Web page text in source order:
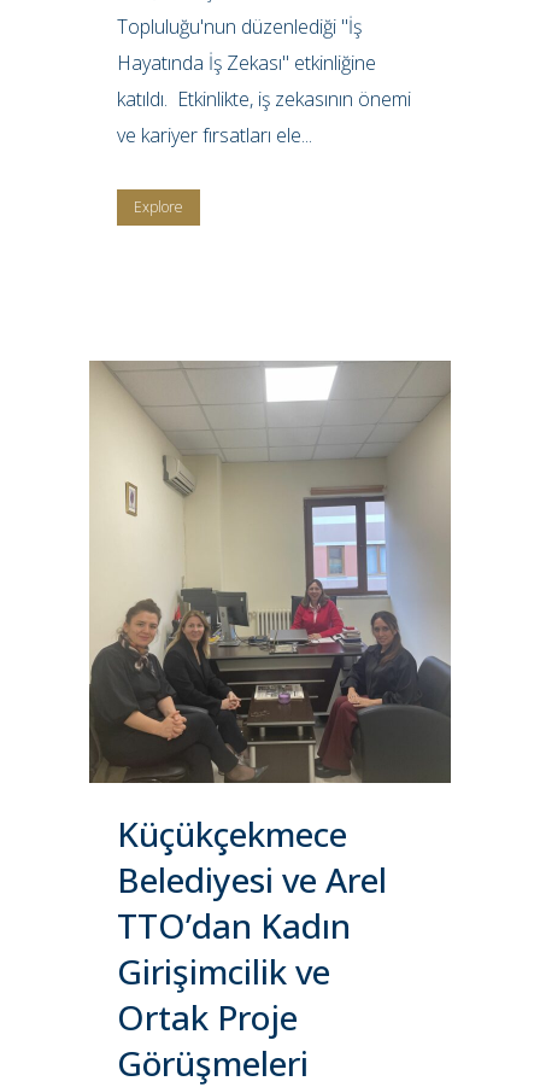
Topluluğu'nun düzenlediği "İş
Hayatında İş Zekası" etkinliğine
katıldı. Etkinlikte, iş zekasının önemi
ve kariyer fırsatları ele...
Explore
Küçükçekmece
Belediyesi ve Arel
TTO’dan Kadın
Girişimcilik ve
Ortak Proje
Görüşmeleri